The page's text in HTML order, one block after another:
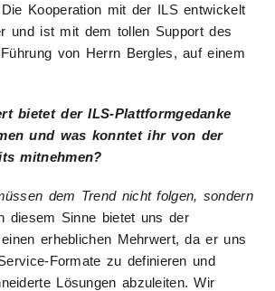
Kooperation mit der ILS entwickelt
und ist mit dem tollen Support des
von Herrn Bergles, auf einem
bietet der ILS-Plattformgedanke
und was konntet ihr von der
mitnehmen?
dem Trend nicht folgen, sondern
diesem Sinne bietet uns der
erheblichen Mehrwert, da er uns
Formate zu definieren und
Lösungen abzuleiten. Wir